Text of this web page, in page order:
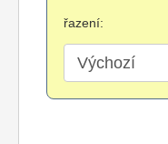
řazení: